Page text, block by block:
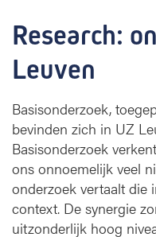
e
a
r
h
:
o
n
d
e
r
Research:
Leuven
Basisonderzoek,
bevinden zich in UZ
Basisonderzoek
ons onnoemelijk veel
onderzoek vertaalt die
context. De synergie
uitzonderlijk hoog